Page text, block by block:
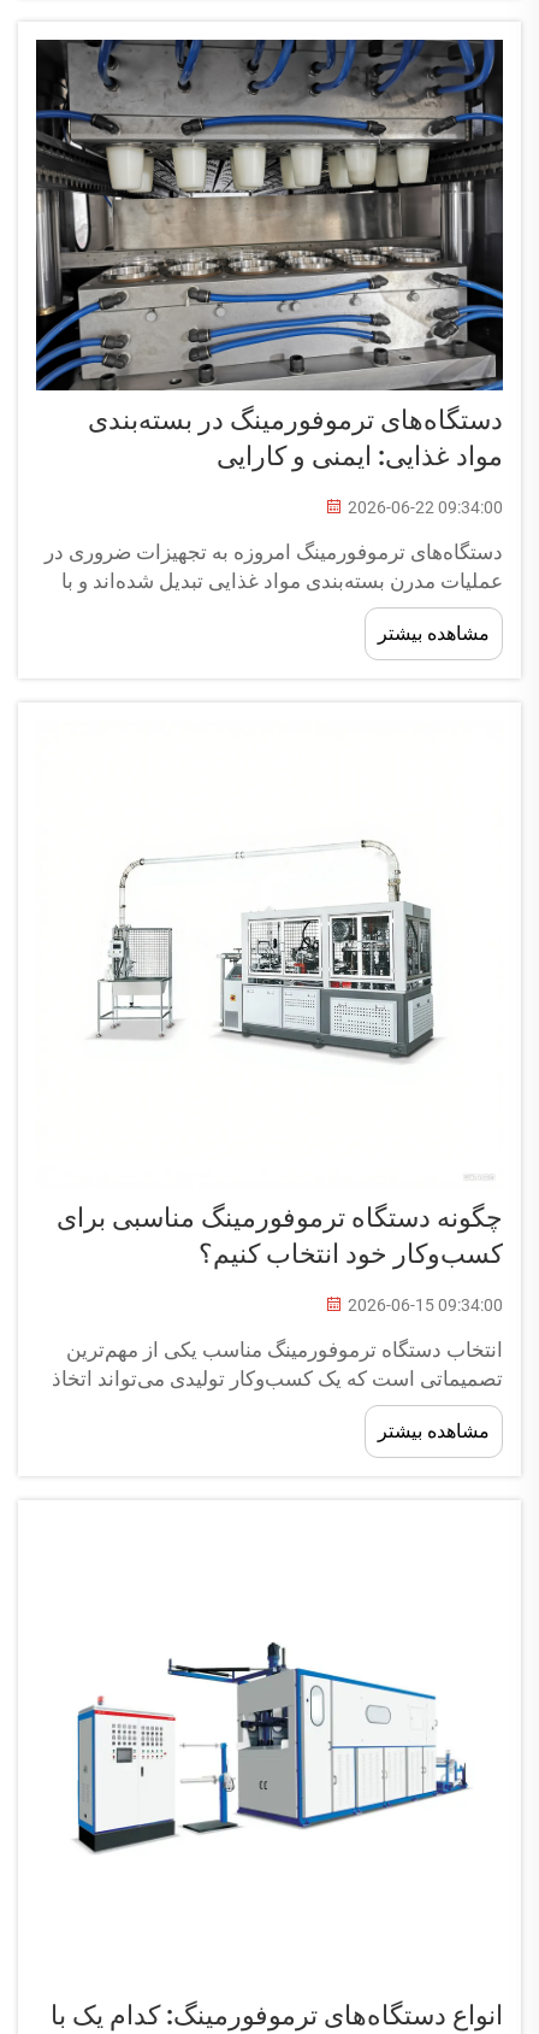
دستگاه‌های ترموفورمینگ در بسته‌بندی
مواد غذایی: ایمنی و کارایی
2026-06-22 09:34:00
دستگاه‌های ترموفورمینگ امروزه به تجهیزات ضروری در
عملیات مدرن بسته‌بندی مواد غذایی تبدیل شده‌اند و با
ترکیب مهندسی دقیق و استانداردهای سخت‌گیرانه ایمنی،
نیازهای صنعت را برآورده می‌کنند. این دستگاه‌ها ورق‌های
تخت پلاستیکی را به اشکال سفارشی‌سازی‌شده تبدیل
مشاهده بیشتر
چگونه دستگاه ترموفورمینگ مناسبی برای
کسب‌وکار خود انتخاب کنیم؟
2026-06-15 09:34:00
انتخاب دستگاه ترموفورمینگ مناسب یکی از مهم‌ترین
تصمیماتی است که یک کسب‌وکار تولیدی می‌تواند اتخاذ
کند. دستگاه ترموفورمینگ ورق‌های پلاستیکی گرم‌شده را
به اشکال مشخصی تبدیل می‌کند و بنابراین برای تولید
انواع محصولات از ظروف مواد غذایی تا... حیاتی است.
مشاهده بیشتر
انواع دستگاه‌های ترموفورمینگ: کدام یک با